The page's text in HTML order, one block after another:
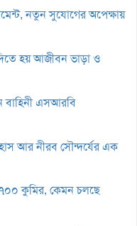
নতুন সুযোগের অপেক্ষায়
হয় আজীবন ভাড়া ও
বাহিনী এসআরবি
আর নীরব সৌন্দর্যের এক
কুমির, কেমন চলছে